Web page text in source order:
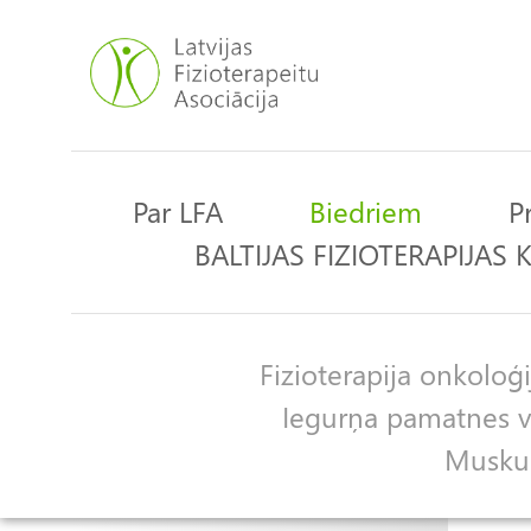
Main
Par LFA Biedriem
BALTIJAS FIZIOTERAPIJAS
Apakšgrupas
Fizioterapija
Iegurņa pamatnes